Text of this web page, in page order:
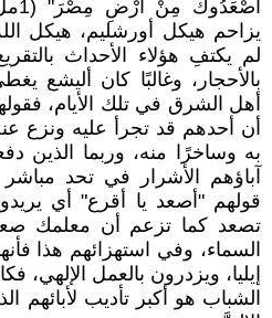
يزاحم هيكل أورشليم، هيكل
لم يكتفِ هؤلاء الأحداث
بالأحجار، وغالبًا كان أليشع
أهل الشرق في تلك الأيام،
أن أحدهم قد تجرأ عليه ونزع
به وساخرًا منه، وربما الذين
آباؤهم الأشرار في تحد مباشر
قولهم "أصعد يا أقرع" أي
تصعد كما تزعم أن معلمك
السماء، وفي استهزائهم هذا
إيليا، ويزدرون بالعمل الإلهي،
الشباب هو أكبر تأديب لأبائهم